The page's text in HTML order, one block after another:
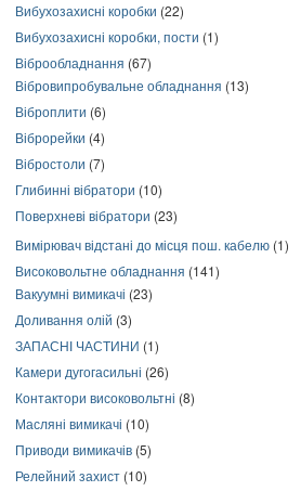
Вибухозахисні коробки (22)
Вибухозахисні коробки, пости (1)
Віброобладнання (67)
Вібровипробувальне обладнання (13)
Віброплити (6)
Віброрейки (4)
Вібростоли (7)
Глибинні вібратори (10)
Поверхневі вібратори (23)
Вимірювач відстані до місця пош. кабелю (1)
Високовольтне обладнання (141)
Вакуумні вимикачі (23)
Доливання олій (3)
ЗАПАСНІ ЧАСТИНИ (1)
Камери дугогасильні (26)
Контактори високовольтні (8)
Масляні вимикачі (10)
Приводи вимикачів (5)
Релейний захист (10)